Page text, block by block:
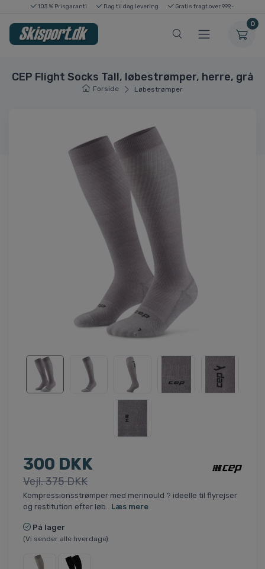
103 % Prisgaranti Dag til dag levering Gratis fragt over 999,-
0
CEP Flight Socks Tall, løbestrømper, herre, grå
Forside Løbestrømper
300 DKK
Vejl. 375 DKK
Kompressionsstrømper med merinould ? ideelle til flyrejser
og restitution efter løb.. Læs mere
På lager
(Vi sender alle hverdage)